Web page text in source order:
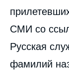
СМИ со
Русская
фамилий